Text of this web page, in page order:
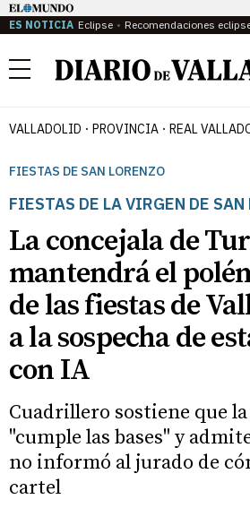
ES NOTICIA Eclipse Recomendaciones
Menú
VALLADOLID PROVINCIA REAL
FIESTAS DE SAN LORENZO
FIESTAS DE LA VIRGEN DE
La concejala de
mantendrá el
de las fiestas de
a la sospecha de
con IA
Cuadrillero sostiene que
"cumple las bases" y
no informó al jurado de
cartel